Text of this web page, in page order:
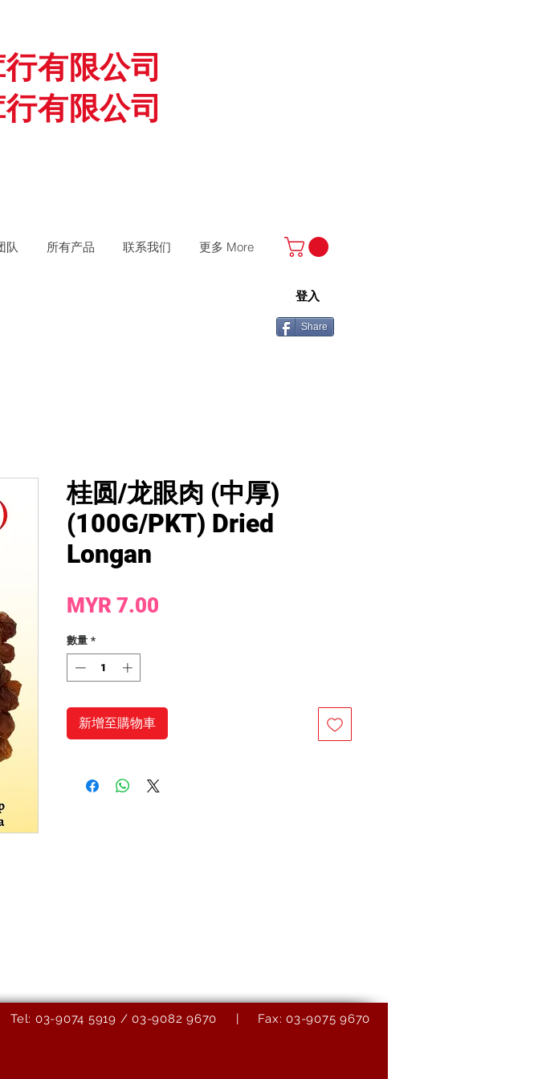
有限公司
有限公司
队 所有产品 联系我们 更多 More
登入
Share
桂圆/龙眼肉 (中厚)
(100G/PKT) Dried
Longan
MYR 7.00
數量 *
新增至購物車
Tel: 03-9074 5919 / 03-9082 9670 | Fax: 03-9075 9670